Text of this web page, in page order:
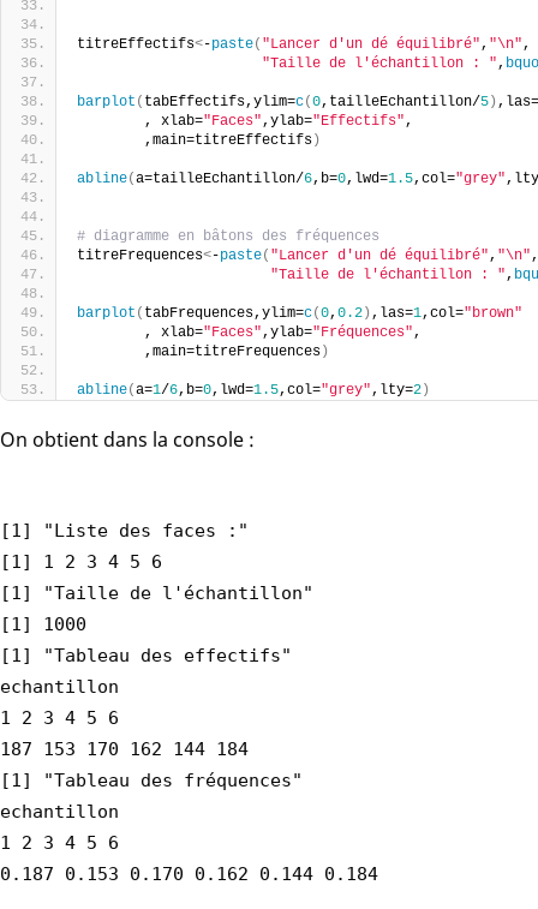
titreEffectifs<-paste( "Lancer d'un dé équilibré" , "\n" ,
"Taille de l'échantillon : " ,
barplot ( tabEffectifs,ylim=c(0,tailleEchantillon/5) ,las=
        , xlab=
"Faces" ,ylab="Effectifs" ,
        ,main=titreEffectifs
)
abline(a=tailleEchantillon/6,b=0,lwd=1.5,col="grey"
# diagramme en bâtons des fréquences
titreFrequences<-paste( "Lancer d'un dé équilibré" , "\n" ,
"Taille de l'échantillon : " ,
barplot ( tabFrequences,ylim=c(0, 0.2) ,las=1,col="brown"
        , xlab=
"Faces" ,ylab="Fréquences" ,
        ,main=titreFrequences
)
abline(a=1/6,b=0,lwd=1.5,col="grey" ,lty=2)
On obtient dans la console :
[1] "Liste des faces :"
[1] 1 2 3 4 5 6
[1] "Taille de l'échantillon"
[1] 1000
[1] "Tableau des effectifs"
echantillon
1 2 3 4 5 6
187 153 170 162 144 184
[1] "Tableau des fréquences"
echantillon
1 2 3 4 5 6
0.187 0.153 0.170 0.162 0.144 0.184